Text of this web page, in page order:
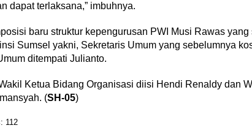
dapat terlaksana,” imbuhnya.
baru struktur kepengurusan PWI Musi Rawas
Sumsel yakni, Sekretaris Umum yang sebelumnya
ditempati Julianto.
Ketua Bidang Organisasi diisi Hendi Renaldy dan
(SH-05)
112